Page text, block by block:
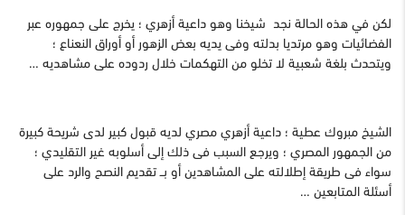
لكن في هذه الحالة نجد شيخنا وهو داعية أزهري ؛ يخرج على جمهوره عبر
الفضائيات وهو مرتديا بدلته وفى يديه بعض الزهور أو أوراق النعناع ؛
ويتحدث بلغة شعبية لا تخلو من التهكمات خلال ردوده على مشاهديه …
الشيخ مبروك عطية ؛ داعية أزهري مصري لديه قبول كبير لدى شريحة كبيرة
من الجمهور المصري ؛ ويرجع السبب فى ذلك إلى أسلوبه غير التقليدي ؛
سواء فى طريقة إطلالته على المشاهدين أو بــ تقديم النصح والرد على
أسئلة المتابعين …